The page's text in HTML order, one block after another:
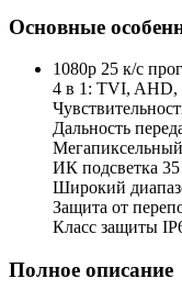
Основные
1080p 25 к/с
4 в 1: TVI, AHD,
Дальность
ИК подсветка
Широкий
Защита от
Класс защиты
Полное описание